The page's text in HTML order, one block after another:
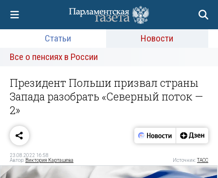
Статьи
Новости
Все о пенсиях в России
Президент Польши призвал страны
Запада разобрать «Северный поток —
2»
23.08.2022 16:58
Автор: Виктория Карташева Источник:ТАСС